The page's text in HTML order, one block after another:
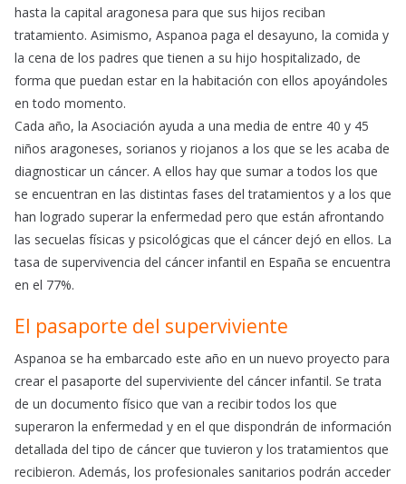
hasta la capital aragonesa para que sus hijos reciban
tratamiento. Asimismo, Aspanoa paga el desayuno, la comida y
la cena de los padres que tienen a su hijo hospitalizado, de
forma que puedan estar en la habitación con ellos apoyándoles
en todo momento.
Cada año, la Asociación ayuda a una media de entre 40 y 45
niños aragoneses, sorianos y riojanos a los que se les acaba de
diagnosticar un cáncer. A ellos hay que sumar a todos los que
se encuentran en las distintas fases del tratamientos y a los que
han logrado superar la enfermedad pero que están afrontando
las secuelas físicas y psicológicas que el cáncer dejó en ellos. La
tasa de supervivencia del cáncer infantil en España se encuentra
en el 77%.
El pasaporte del superviviente
Aspanoa se ha embarcado este año en un nuevo proyecto para
crear el pasaporte del superviviente del cáncer infantil. Se trata
de un documento físico que van a recibir todos los que
superaron la enfermedad y en el que dispondrán de información
detallada del tipo de cáncer que tuvieron y los tratamientos que
recibieron. Además, los profesionales sanitarios podrán acceder